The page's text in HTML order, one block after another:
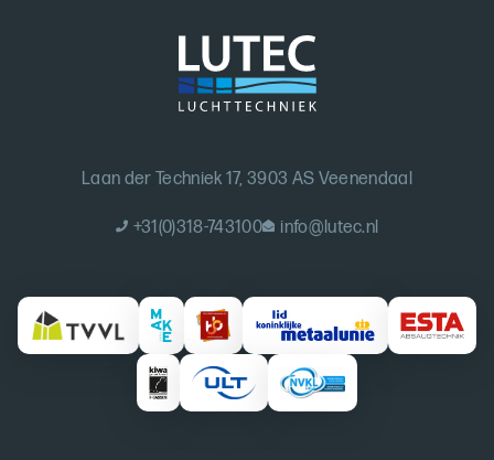
Laan der Techniek 17, 3903 AS Veenendaal
+31(0)318-743100 info@lutec.nl